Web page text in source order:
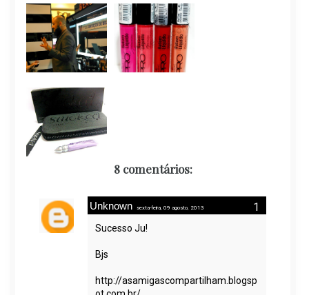
8 comentários:
Unknown sexta-feira, 09 agosto, 2013
Sucesso Ju!
Bjs
http://asamigascompartilham.blogsp